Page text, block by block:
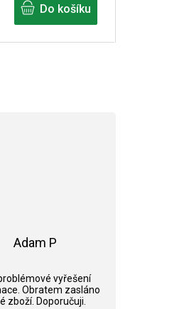
Do košíku
Adam P
vyřešení
Obratem zasláno
zboží. Doporučuji.